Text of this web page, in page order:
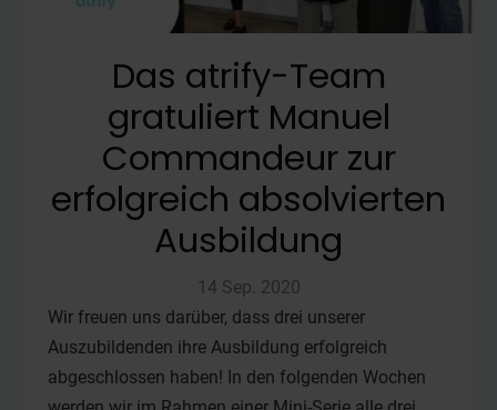
Das atrify-Team
gratuliert Manuel
Commandeur zur
erfolgreich absolvierten
Ausbildung
14 Sep. 2020
Wir freuen uns darüber, dass drei unserer
Auszubildenden ihre Ausbildung erfolgreich
abgeschlossen haben! In den folgenden Wochen